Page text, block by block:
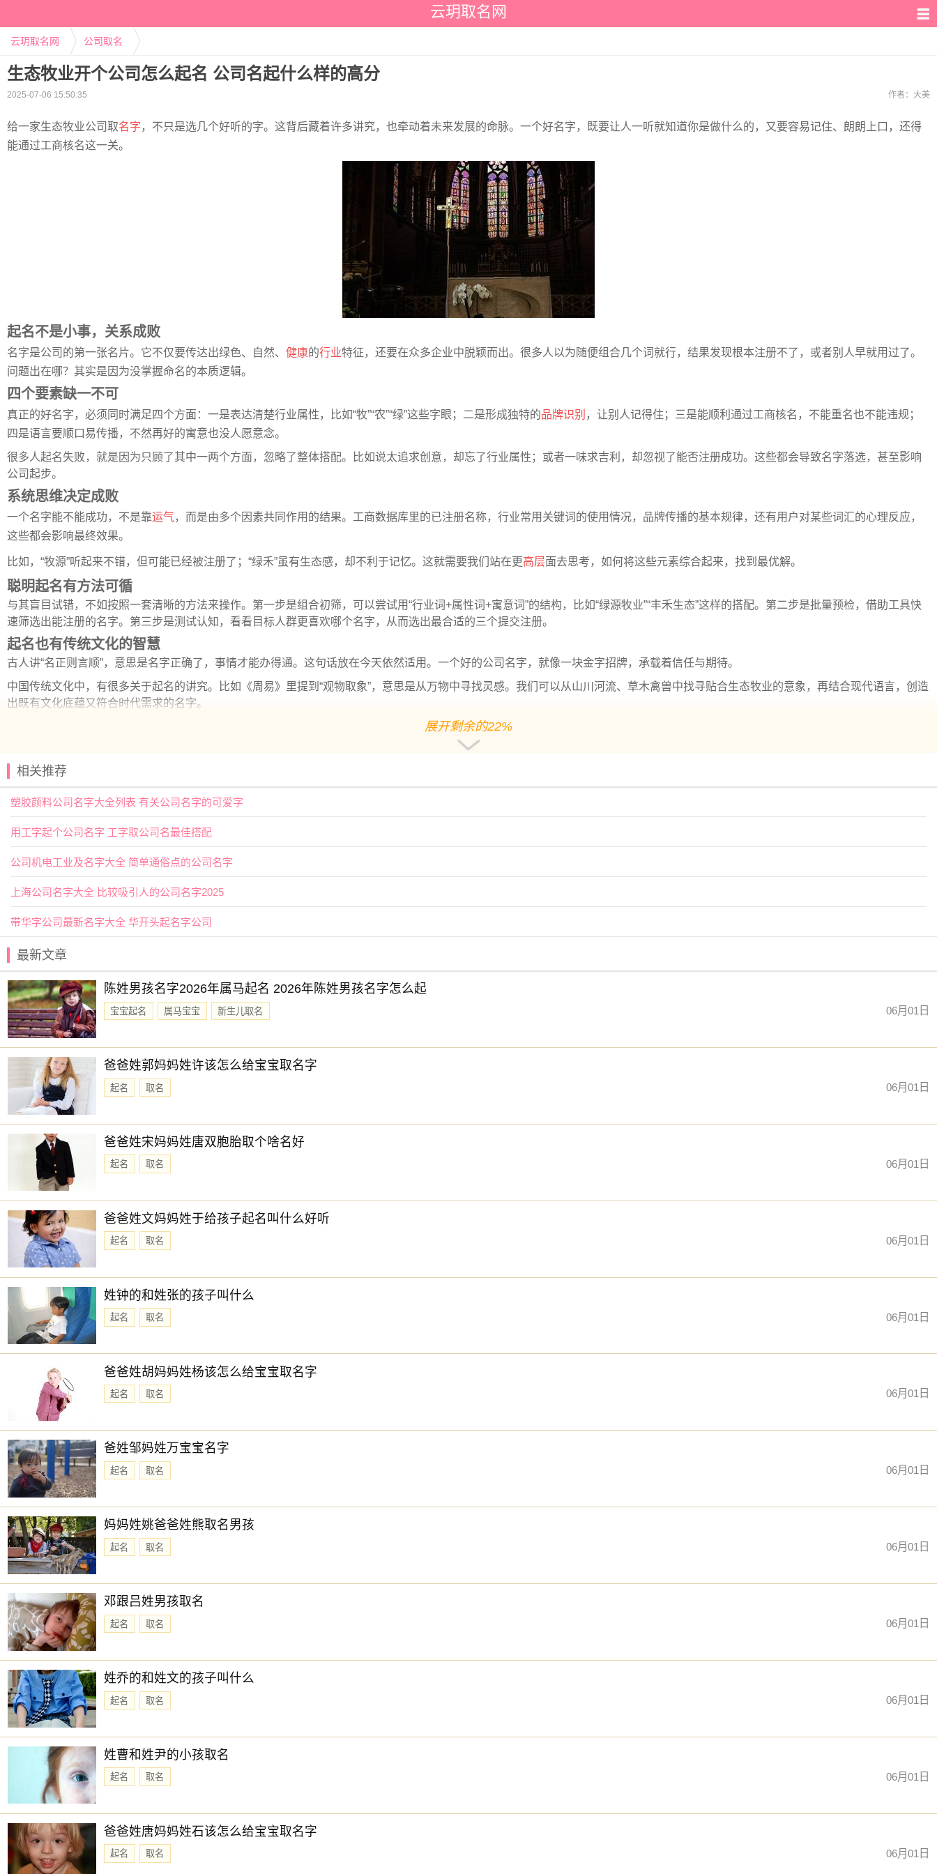
云玥取名网
云玥取名网 公司取名
生态牧业开个公司怎么起名 公司名起什么样的高分
2025-07-06 15:50:35 作者： 大美
给一家生态牧业公司取名字 ，不只是选几个好听的字。这背后藏着许多讲究，也牵动着未来发展的命脉。一个好名字，既要让人一听就知道你是做什么的，又要容易记住、朗朗上口，还得
能通过工商核名这一关。
起名不是小事，关系成败
名字是公司的第一张名片。它不仅要传达出绿色、自然、 健康的行业特征，还要在众多企业中脱颖而出。很多人以为随便组合几个词就行，结果发现根本注册不了，或者别人早就用过了。
问题出在哪？其实是因为没掌握命名的本质逻辑。
四个要素缺一不可
真正的好名字，必须同时满足四个方面：一是表达清楚行业属性，比如“牧”“农”“绿”这些字眼；二是形成独特的品牌识别 ，让别人记得住；三是能顺利通过工商核名，不能重名也不能违规；
四是语言要顺口易传播，不然再好的寓意也没人愿意念。
很多人起名失败，就是因为只顾了其中一两个方面，忽略了整体搭配。比如说太追求创意，却忘了行业属性；或者一味求吉利，却忽视了能否注册成功。这些都会导致名字落选，甚至影响
公司起步。
系统思维决定成败
一个名字能不能成功，不是靠运气 ，而是由多个因素共同作用的结果。工商数据库里的已注册名称，行业常用关键词的使用情况，品牌传播的基本规律，还有用户对某些词汇的心理反应，
这些都会影响最终效果。
比如，“牧源”听起来不错，但可能已经被注册了；“绿禾”虽有生态感，却不利于记忆。这就需要我们站在更高层面去思考，如何将这些元素综合起来，找到最优解。
聪明起名有方法可循
与其盲目试错，不如按照一套清晰的方法来操作。第一步是组合初筛，可以尝试用“行业词+属性词+寓意词”的结构，比如“绿源牧业”“丰禾生态”这样的搭配。第二步是批量预检，借助工具快
速筛选出能注册的名字。第三步是测试认知，看看目标人群更喜欢哪个名字，从而选出最合适的三个提交注册。
起名也有传统文化的智慧
古人讲“名正则言顺”，意思是名字正确了，事情才能办得通。这句话放在今天依然适用。一个好的公司名字，就像一块金字招牌，承载着信任与期待。
中国传统文化中，有很多关于起名的讲究。比如《周易》里提到“观物取象”，意思是从万物中寻找灵感。我们可以从山川河流、草木禽兽中找寻贴合生态牧业的意象，再结合现代语言，创造
出既有文化底蕴又符合时代需求的名字。
如今有了大数据和智能算法的帮助，起名不再是凭感觉的事。我们可以利用语义标签技术，把“生态”“绿色”“畜牧”等关键词打上标签，再结合工商核名数据，找出那些既独特又能注册的名
字。
名字也是品牌的第一步
很多人低估了公司名字的作用。其实，它是品牌建设的起点。一个好的名字，本身就自带传播力。比如“京东”“美团”这些大品牌，名字简单直接，又容易记住。
对于生态牧业来说，名字要传递出健康、自然的感觉。比如“牧野清风”“青山绿源”这类名字，就比较贴近行业的气质。同时也要注意发音是否顺口，写法是否简洁，避免生僻字或拗口组合。
起名是一门综合艺术
说到底，起名不光是语文题，更是商业题、心理题、法律题。它要求我们既要懂语言美感，又要熟悉注册规则，还得考虑市场接受度。
有时候，一个字的差别就能决定名字的成败。比如“牧原”和“牧源”，虽然读音接近，但一个是已有知名品牌，一个是潜在可注册名称。这种细节上的把握，才是起名真正的难点所在。
别让名字成为绊脚石
很多人都经历过反复改名的过程。一开始图省事随便起一个，结果注册失败，回头再来，浪费时间不说，还错过了最佳窗口期。
与其事后补救，不如一开始就认真对待。多花点时间研究规则，多做几轮筛选，哪怕慢一点，也要确保名字靠谱。毕竟，这是公司迈出的第一步，走稳了，后面的路才更容易走下去。
结语：名字里藏着未来
一个好名字，不只是用来注册的，更是用来经营的。它会在客户心里留下第一印象，在市场上传递品牌形象，在合作中建立信任基础。
所以，给生态牧业公司起名这件事，值得你认真对待。用心想，用心选，用科学的方法辅助判断。也许有一天，你的公司名字会成为行业的代名词，成为人们口中的口碑品牌。
取一个公司名不难，但要取一个好的公司名就有相当的难度了。在现实生活中，很多的生意人或老板要求名字要符合风水，公司名要吉祥，有财运。所谓，适合自己的才是最好的。想
给公司取一个好名字吗？选择下方的
展开剩余的22%
相关推荐
塑胶颜料公司名字大全列表 有关公司名字的可爱字
用工字起个公司名字 工字取公司名最佳搭配
公司机电工业及名字大全 简单通俗点的公司名字
上海公司名字大全 比较吸引人的公司名字2025
带华字公司最新名字大全 华开头起名字公司
最新文章
陈姓男孩名字2026年属马起名 2026年陈姓男孩名字怎么起
宝宝起名 属马宝宝 新生儿取名 06月01日
爸爸姓郭妈妈姓许该怎么给宝宝取名字
起名 取名 06月01日
爸爸姓宋妈妈姓唐双胞胎取个啥名好
起名 取名 06月01日
爸爸姓文妈妈姓于给孩子起名叫什么好听
起名 取名 06月01日
姓钟的和姓张的孩子叫什么
起名 取名 06月01日
爸爸姓胡妈妈姓杨该怎么给宝宝取名字
起名 取名 06月01日
爸姓邹妈姓万宝宝名字
起名 取名 06月01日
妈妈姓姚爸爸姓熊取名男孩
起名 取名 06月01日
邓跟吕姓男孩取名
起名 取名 06月01日
姓乔的和姓文的孩子叫什么
起名 取名 06月01日
姓曹和姓尹的小孩取名
起名 取名 06月01日
爸爸姓唐妈妈姓石该怎么给宝宝取名字
起名 取名 06月01日